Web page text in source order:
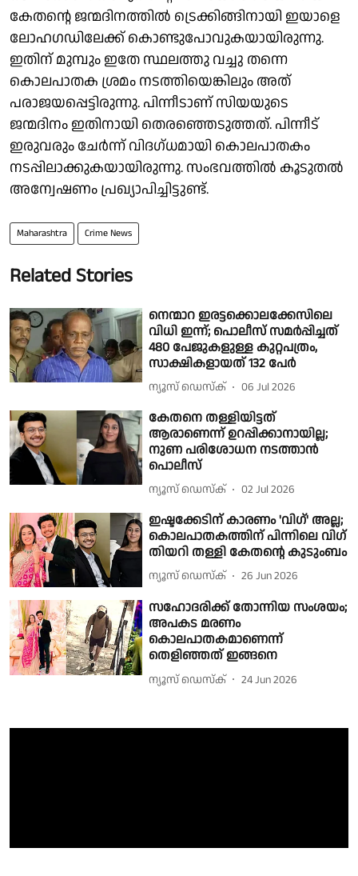
കേതന്റെ ജന്മദിനത്തില്‍ ട്രെക്കിങ്ങിനായി ഇയാളെ
ലോഹഗഡിലേക്ക് കൊണ്ടുപോവുകയായിരുന്നു.
ഇതിന് മുമ്പും ഇതേ സ്ഥലത്തു വച്ചു തന്നെ
കൊലപാതക ശ്രമം നടത്തിയെങ്കിലും അത്
പരാജയപ്പെട്ടിരുന്നു. പിന്നീടാണ് സിയയുടെ
ജന്മദിനം ഇതിനായി തെരഞ്ഞെടുത്തത്. പിന്നീട്
ഇരുവരും ചേര്‍ന്ന് വിദഗ്ധമായി കൊലപാതകം
നടപ്പിലാക്കുകയായിരുന്നു. സംഭവത്തില്‍ കൂടുതല്‍
അന്വേഷണം പ്രഖ്യാപിച്ചിട്ടുണ്ട്.
Maharashtra Crime News
Related Stories
നെന്മാറ ഇരട്ടക്കൊലക്കേസിലെ
വിധി ഇന്ന്; പൊലീസ് സമര്‍പ്പിച്ചത്
480 പേജുകളുള്ള കുറ്റപത്രം,
സാക്ഷികളായത് 132 പേര്‍
ന്യൂസ് ഡെസ്ക് 06 Jul 2026
കേതനെ തള്ളിയിട്ടത്
ആരാണെന്ന് ഉറപ്പിക്കാനായില്ല;
നുണ പരിശോധന നടത്താന്‍
പൊലീസ്
ന്യൂസ് ഡെസ്ക് 02 Jul 2026
ഇഷ്ടക്കേടിന് കാരണം 'വിഗ്' അല്ല;
കൊലപാതകത്തിന് പിന്നിലെ വിഗ്
തിയറി തള്ളി കേതൻ്റെ കുടുംബം
ന്യൂസ് ഡെസ്ക് 26 Jun 2026
സഹോദരിക്ക് തോന്നിയ സംശയം;
അപകട മരണം
കൊലപാതകമാണെന്ന്
തെളിഞ്ഞത് ഇങ്ങനെ
ന്യൂസ് ഡെസ്ക് 24 Jun 2026